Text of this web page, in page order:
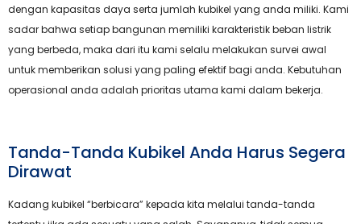
dengan kapasitas daya serta jumlah kubikel yang anda miliki. Kami
sadar bahwa setiap bangunan memiliki karakteristik beban listrik
yang berbeda, maka dari itu kami selalu melakukan survei awal
untuk memberikan solusi yang paling efektif bagi anda. Kebutuhan
operasional anda adalah prioritas utama kami dalam bekerja.
Tanda-Tanda Kubikel Anda Harus Segera
Dirawat
Kadang kubikel “berbicara” kepada kita melalui tanda-tanda